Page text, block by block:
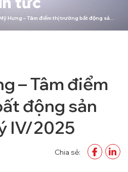
Hưng – Tâm điểm thị trường bất động sản
– Tâm điểm
động sản
IV/2025
Chia sẻ: